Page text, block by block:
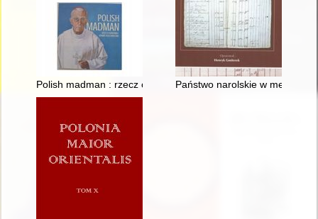
Polish madman : rzecz o kardynale Adamie Kozłowieckim
Państwo narolskie w metryce